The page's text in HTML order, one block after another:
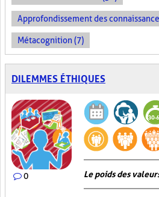
Approfondissement des
Métacognition (7)
DILEMMES ÉTHIQUES
0 Le poids des